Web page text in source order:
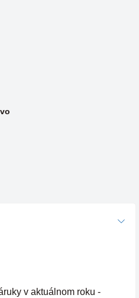
v aktuálnom roku -